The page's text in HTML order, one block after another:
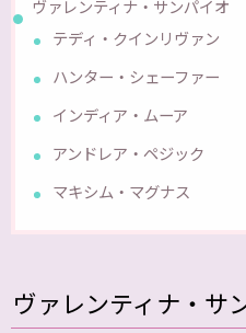
ヴァレンティナ・サンパイオ
テディ・クインリヴァン
ハンター・シェーファー
インディア・ムーア
アンドレア・ペジック
マキシム・マグナス
ヴァレンティナ・サ